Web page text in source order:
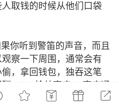
显示自动发
？答：查看
看卡密，或
查看订单，
取钱的时候从他们口袋
你听到警笛的声音，而且
察一下周围，通常会有
，拿回钱包，独吞这笔
。6、抢劫商店。 商店通
劫店主获利颇丰，只要